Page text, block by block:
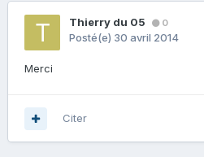
Thierry du 05 0
Posté(e) 30 avril 2014
Merci
Citer